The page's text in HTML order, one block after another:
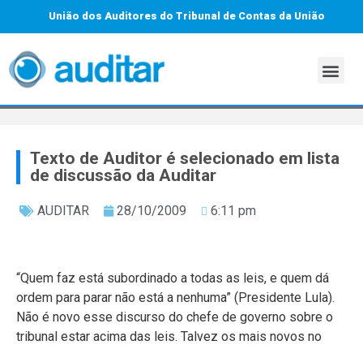
União dos Auditores do Tribunal de Contas da União
Texto de Auditor é selecionado em lista
de discussão da Auditar
AUDITAR 28/10/2009 6:11 pm
“Quem faz está subordinado a todas as leis, e quem dá
ordem para parar não está a nenhuma” (Presidente Lula).
Não é novo esse discurso do chefe de governo sobre o
tribunal estar acima das leis. Talvez os mais novos no